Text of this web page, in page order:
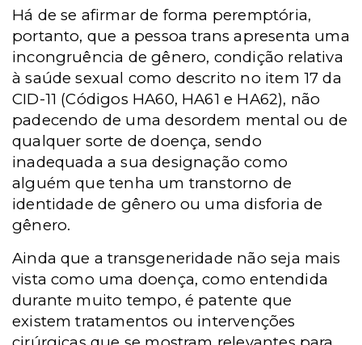
Há de se afirmar de forma peremptória,
portanto, que a pessoa trans apresenta uma
incongruência de gênero, condição relativa
à saúde sexual como descrito no item 17 da
CID-11 (Códigos HA60, HA61 e HA62), não
padecendo de uma desordem mental ou de
qualquer sorte de doença, sendo
inadequada a sua designação como
alguém que tenha um transtorno de
identidade de gênero ou uma disforia de
gênero.
Ainda que a transgeneridade não seja mais
vista como uma doença, como entendida
durante muito tempo, é patente que
existem tratamentos ou intervenções